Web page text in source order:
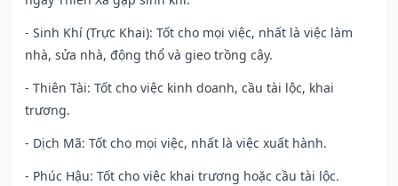
- Sinh Khí (Trực Khai): Tốt cho mọi việc, nhất là việc làm
nhà, sửa nhà, động thổ và gieo trồng cây.
- Thiên Tài: Tốt cho việc kinh doanh, cầu tài lộc, khai
trương.
- Dịch Mã: Tốt cho mọi việc, nhất là việc xuất hành.
- Phúc Hậu: Tốt cho việc khai trương hoặc cầu tài lộc.